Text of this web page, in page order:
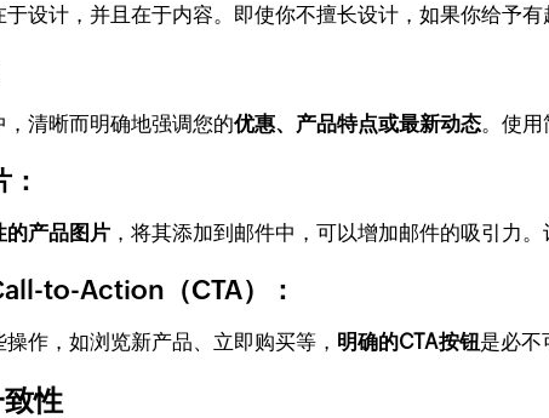
设计，并且在于内容。即使你不擅长设计，如果你给予
清晰而明确地强调您的优惠、产品特点或最新动态。使用
的产品图片 ，将其添加到邮件中，可以增加邮件的吸引力
to-Action（CTA）：
作，如浏览新产品、立即购买等， 明确的CTA按钮是必不
性